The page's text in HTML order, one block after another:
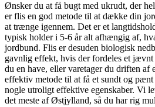
Ønsker du at få bugt med ukrudt, der
er flis en god metode til at dække din
at trænge igennem. Det er et
typisk holder i 5-6 år alt afhængig af,
jordbund. Flis er desuden biologisk
gavnlig effekt, hvis der fordeles et
du en have, eller varetager du driften af
effektiv metode til at få et sundt og pænt
nogle utroligt effektive egenskaber. Vi
det meste af Østjylland, så du har rig